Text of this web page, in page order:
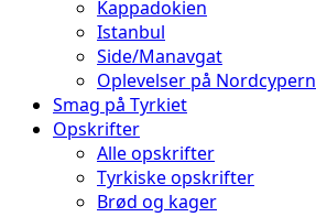
Kappadokien
Istanbul
Side/Manavgat
Oplevelser på Nordcypern
Smag på Tyrkiet
Opskrifter
Alle opskrifter
Tyrkiske opskrifter
Brød og kager